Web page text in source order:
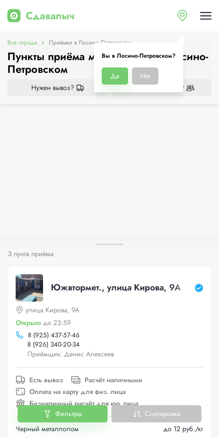
Вы в Лосино-Петровском?
Да Нет
Все города Приёмки в Лосино-Петровском
Пункты приёма металлолома в Лосино-
Петровском
Нужен вывоз? Нужен демонтаж?
3 пунта приёма
Южвтормет., улица Кирова, 9А
улица Кирова, 9А
Открыто до 23:59
8 (925) 437-57-46
8 (926) 340-20-34
Приёмщик: Денис Алексеев
Есть вывоз
Расчёт наличными
Оплата на карту для физ. лица
Безналичный расчёт для юр. лица
Черный металлолом
до 12 руб./кг
Фильтры Сортировка